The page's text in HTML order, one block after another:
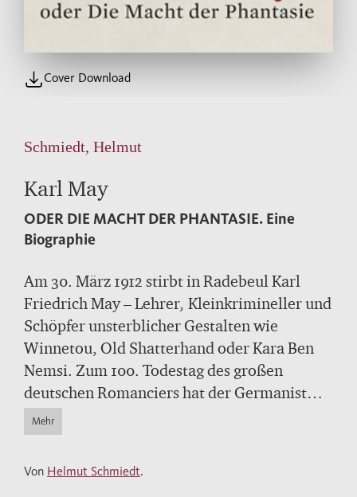
Cover Download
Schmiedt, Helmut
Karl May
ODER DIE MACHT DER PHANTASIE. Eine
Biographie
Am 30. März 1912 stirbt in Radebeul Karl
Friedrich May – Lehrer, Kleinkrimineller und
Schöpfer unsterblicher Gestalten wie
Winnetou, Old Shatterhand oder Kara Ben
Nemsi. Zum 100. Todestag des großen
deutschen Romanciers hat der Germanist
Helmut Schmiedt, stellvertretender
Vorsitzender der Karl-May-Gesellschaft e.V.,
Helmut Schmiedt gelingt es, in seiner
Mehr
Von Helmut Schmiedt.